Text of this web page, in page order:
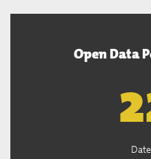
Open Data